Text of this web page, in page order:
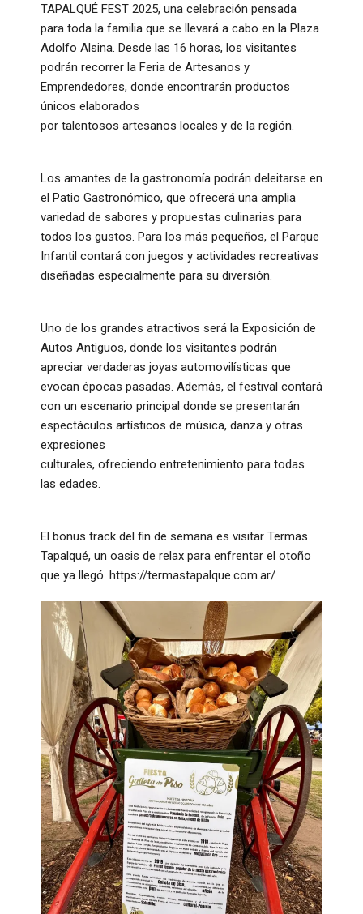
TAPALQUÉ FEST 2025, una celebración pensada
para toda la familia que se llevará a cabo en la Plaza
Adolfo Alsina. Desde las 16 horas, los visitantes
podrán recorrer la Feria de Artesanos y
Emprendedores, donde encontrarán productos
únicos elaborados
por talentosos artesanos locales y de la región.
Los amantes de la gastronomía podrán deleitarse en
el Patio Gastronómico, que ofrecerá una amplia
variedad de sabores y propuestas culinarias para
todos los gustos. Para los más pequeños, el Parque
Infantil contará con juegos y actividades recreativas
diseñadas especialmente para su diversión.
Uno de los grandes atractivos será la Exposición de
Autos Antiguos, donde los visitantes podrán
apreciar verdaderas joyas automovilísticas que
evocan épocas pasadas. Además, el festival contará
con un escenario principal donde se presentarán
espectáculos artísticos de música, danza y otras
expresiones
culturales, ofreciendo entretenimiento para todas
las edades.
El bonus track del fin de semana es visitar Termas
Tapalqué, un oasis de relax para enfrentar el otoño
que ya llegó. https://termastapalque.com.ar/